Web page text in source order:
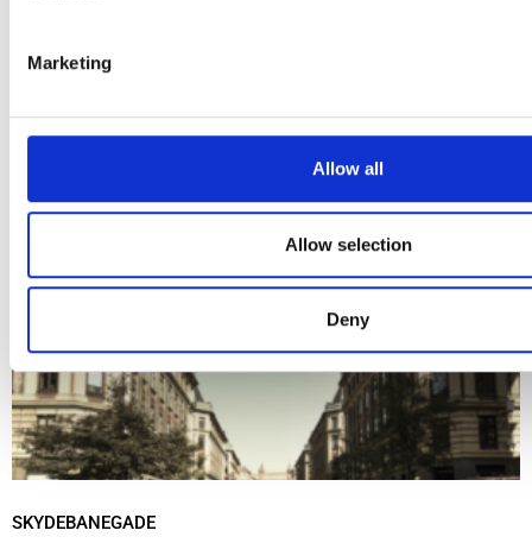
Marketing
Allow all
Allow selection
Deny
SKYDEBANEGADE